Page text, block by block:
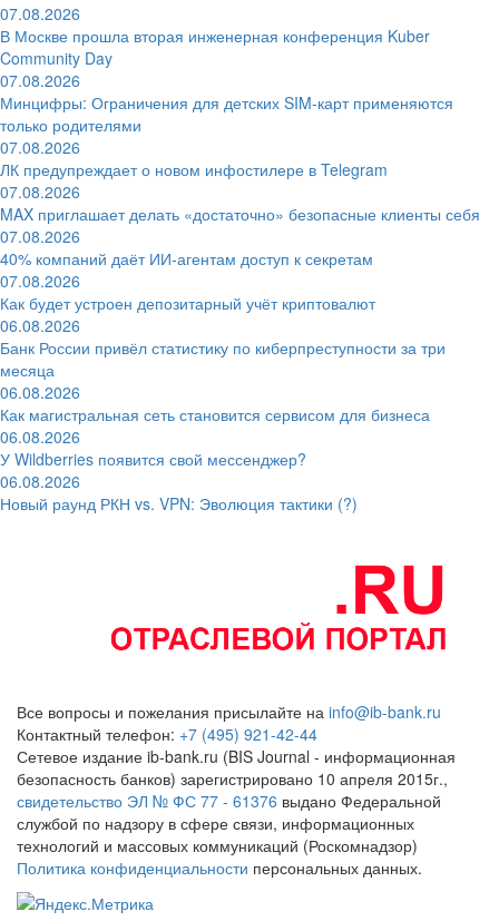
07.08.2026
В Москве прошла вторая инженерная конференция Kuber
Community Day
07.08.2026
Минцифры: Ограничения для детских SIM-карт применяются
только родителями
07.08.2026
ЛК предупреждает о новом инфостилере в Telegram
07.08.2026
MAX приглашает делать «достаточно» безопасные клиенты себя
07.08.2026
40% компаний даёт ИИ‑агентам доступ к секретам
07.08.2026
Как будет устроен депозитарный учёт криптовалют
06.08.2026
Банк России привёл статистику по киберпреступности за три
месяца
06.08.2026
Как магистральная сеть становится сервисом для бизнеса
06.08.2026
У Wildberries появится свой мессенджер?
06.08.2026
Новый раунд РКН vs. VPN: Эволюция тактики (?)
Все вопросы и пожелания присылайте на info@ib-bank.ru
Контактный телефон: +7 (495) 921-42-44
Сетевое издание ib-bank.ru (BIS Journal - информационная
безопасность банков) зарегистрировано 10 апреля 2015г.,
свидетельство ЭЛ № ФС 77 - 61376 выдано Федеральной
службой по надзору в сфере связи, информационных
технологий и массовых коммуникаций (Роскомнадзор)
Политика конфиденциальности персональных данных.